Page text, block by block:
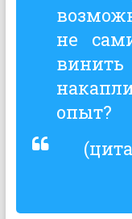
не
опыт?